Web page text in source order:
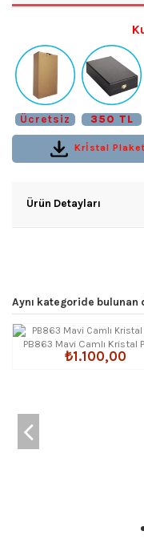
Ücretsiz 350 TL
Krİstal
Ürün Detayları
Aynı kategoride bulunan
PB863 Mavi Camlı Kristal
₺1.100,00